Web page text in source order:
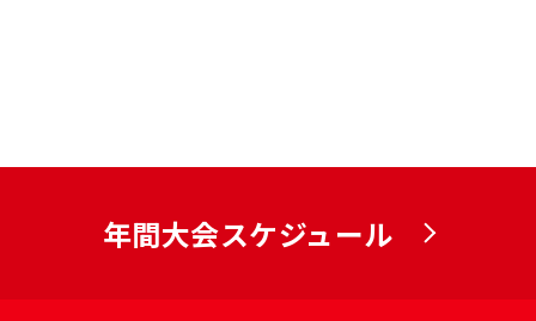
年間大会スケジュール